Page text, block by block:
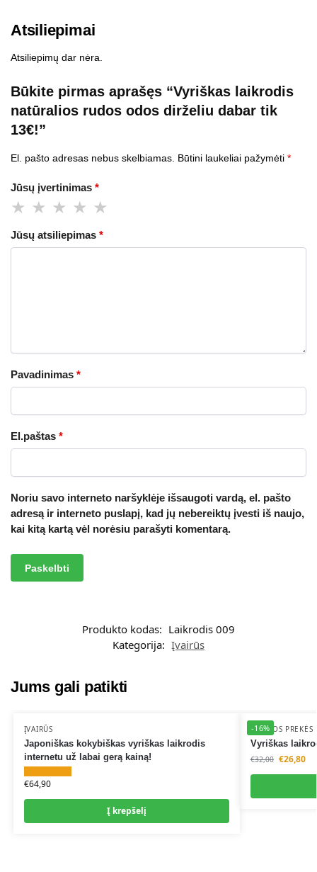
Atsiliepimai
Atsiliepimų dar nėra.
Būkite pirmas aprašęs “Vyriškas laikrodis
natūralios rudos odos dirželiu dabar tik
13€!”
El. pašto adresas nebus skelbiamas. Būtini laukeliai pažymėti *
Jūsų įvertinimas *
Jūsų atsiliepimas *
Pavadinimas *
El.paštas *
Noriu savo interneto naršyklėje išsaugoti vardą, el. pašto
adresą ir interneto puslapį, kad jų nebereiktų įvesti iš naujo,
kai kitą kartą vėl norėsiu parašyti komentarą.
a
Produkto kodas: Laikrodis 009
Kategorija: Įvairūs
Jums gali patikti
ĮVAIRŪS
Japoniškas kokybiškas vyriškas laikrodis
internetu už labai gerą kainą!
€64,90
Į krepšelį
-16%
ĮVAIRIOS PREKĖS
Vyriškas
€32,00 €26,80